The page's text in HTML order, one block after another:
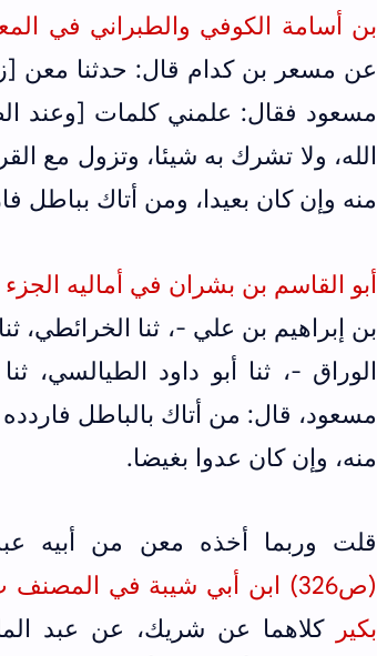
بن أسامة الكوفي والطبراني في المعجم الكبير (ج9/
عن مسعر بن كدام قال: حدثنا معن
مسعود فقال: علمني كلمات [وعند
الله، ولا تشرك به شيئا، وتزول مع
منه وإن كان بعيدا، ومن أتاك بباطل
أبو القاسم بن بشران في أماليه الجزء
بن إبراهيم بن علي -، ثنا
الوراق -، ثنا أبو داود
مسعود، قال: من أتاك بالباطل فاردده
منه، وإن كان عدوا بغيضا.
قلت وربما أخذه معن من أبيه
(ص326)
بكير كلاهما عن شريك، عن عبد